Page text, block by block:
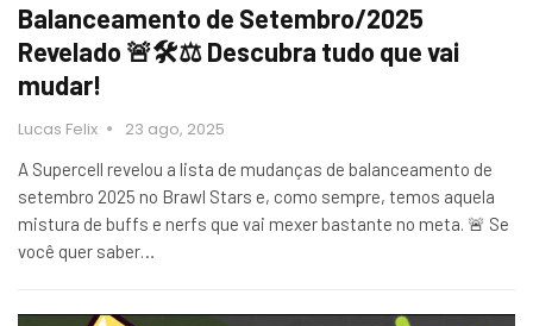
Balanceamento de Setembro/2025
Revelado 🚨🛠️⚖️ Descubra tudo que vai
mudar!
Lucas Felix 23 ago, 2025
A Supercell revelou a lista de mudanças de balanceamento de
setembro 2025 no Brawl Stars e, como sempre, temos aquela
mistura de buffs e nerfs que vai mexer bastante no meta. 🚨 Se
você quer saber…